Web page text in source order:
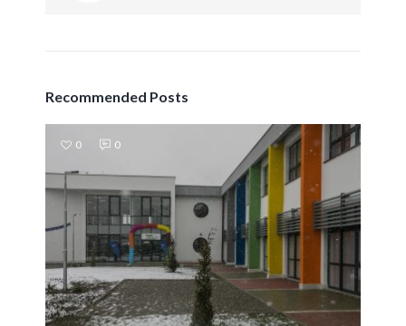
Recommended Posts
0 0